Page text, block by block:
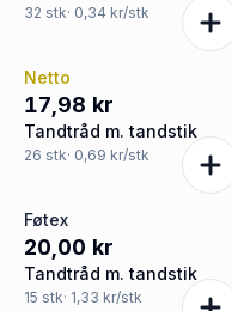
32 stk· 0,34 kr/stk
Netto
17,98 kr
Tandtråd m. tandstik
26 stk· 0,69 kr/stk
Føtex
20,00 kr
Tandtråd m. tandstik
15 stk· 1,33 kr/stk